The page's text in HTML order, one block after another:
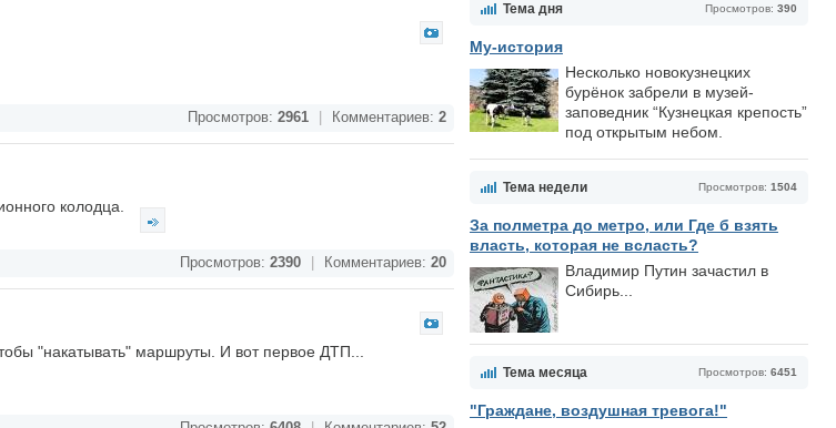
Просмотров: 390
Тема дня
Му-история
Несколько новокузнецких
бурёнок забрели в музей-
заповедник “Кузнецкая крепость”
под открытым небом.
Просмотров: 1504
Тема недели
За полметра до метро, или Где б взять
власть, которая не всласть?
Владимир Путин зачастил в
Сибирь...
Просмотров: 6451
Тема месяца
"Граждане, воздушная тревога!"
Просмотров: 2961 Комментариев: 2
колодца.
Просмотров: 2390 Комментариев: 20
"накатывать" маршруты. И вот первое ДТП...